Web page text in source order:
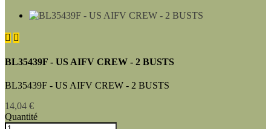
 
BL35439F - US AIFV CREW - 2 BUSTS
BL35439F - US AIFV CREW - 2 BUSTS
14,04 €
Quantité